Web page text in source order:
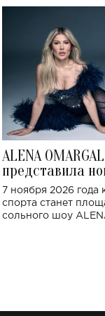
ALENA
представила
большого
спорта
7 ноября 2026 года
спорта станет
сольного шоу